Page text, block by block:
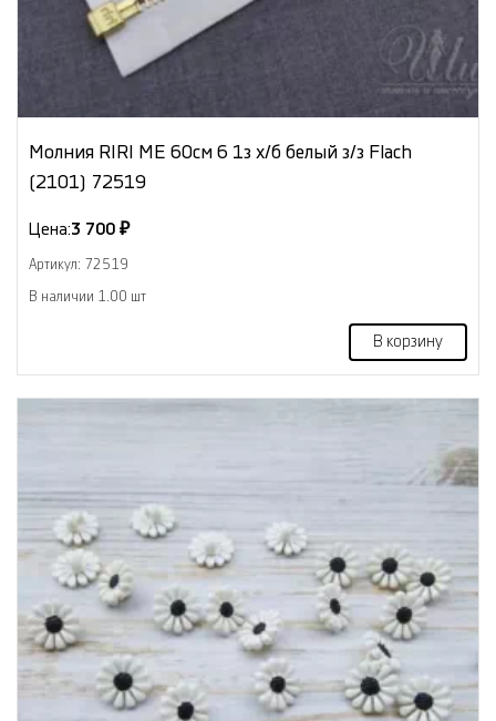
Молния RIRI МЕ 60см 6 1з х/б белый з/з Flach
(2101) 72519
Цена:3 700 ₽
Артикул: 72519
В наличии 1.00 шт
В корзину